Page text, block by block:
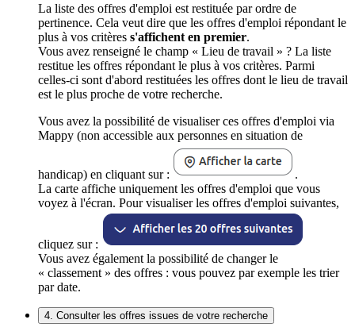
La liste des offres d'emploi est restituée par ordre de
pertinence. Cela veut dire que les offres d'emploi répondant le
plus à vos critères s'affichent en premier.
Vous avez renseigné le champ « Lieu de travail » ? La liste
restitue les offres répondant le plus à vos critères. Parmi
celles-ci sont d'abord restituées les offres dont le lieu de travail
est le plus proche de votre recherche.
Vous avez la possibilité de visualiser ces offres d'emploi via
Mappy (non accessible aux personnes en situation de
handicap) en cliquant sur :
.
La carte affiche uniquement les offres d'emploi que vous
voyez à l'écran. Pour visualiser les offres d'emploi suivantes,
cliquez sur :
Vous avez également la possibilité de changer le
« classement » des offres : vous pouvez par exemple les trier
par date.
4. Consulter les offres issues de votre recherche